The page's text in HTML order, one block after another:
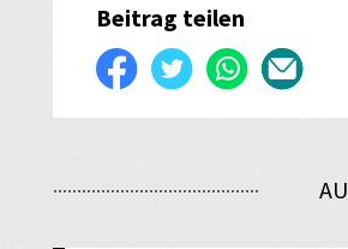
Beitrag teilen
Auf
Twittern WhatsApp